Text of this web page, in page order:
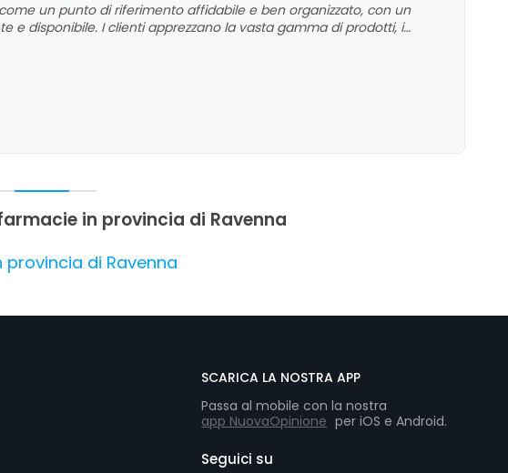
un punto di riferimento affidabile e ben organizzato, con un
e disponibile. I clienti apprezzano la vasta gamma di prodotti, i
Tuttavia, emergono alcune criticità legate alla formazione del
particolare attenzione alla cortesia e alla professionalità dello staff.
in provincia di Ravenna
provincia di Ravenna
SCARICA LA NOSTRA APP
Passa al mobile con la nostra
app NuovaOpinione per iOS e Android.
Seguici su